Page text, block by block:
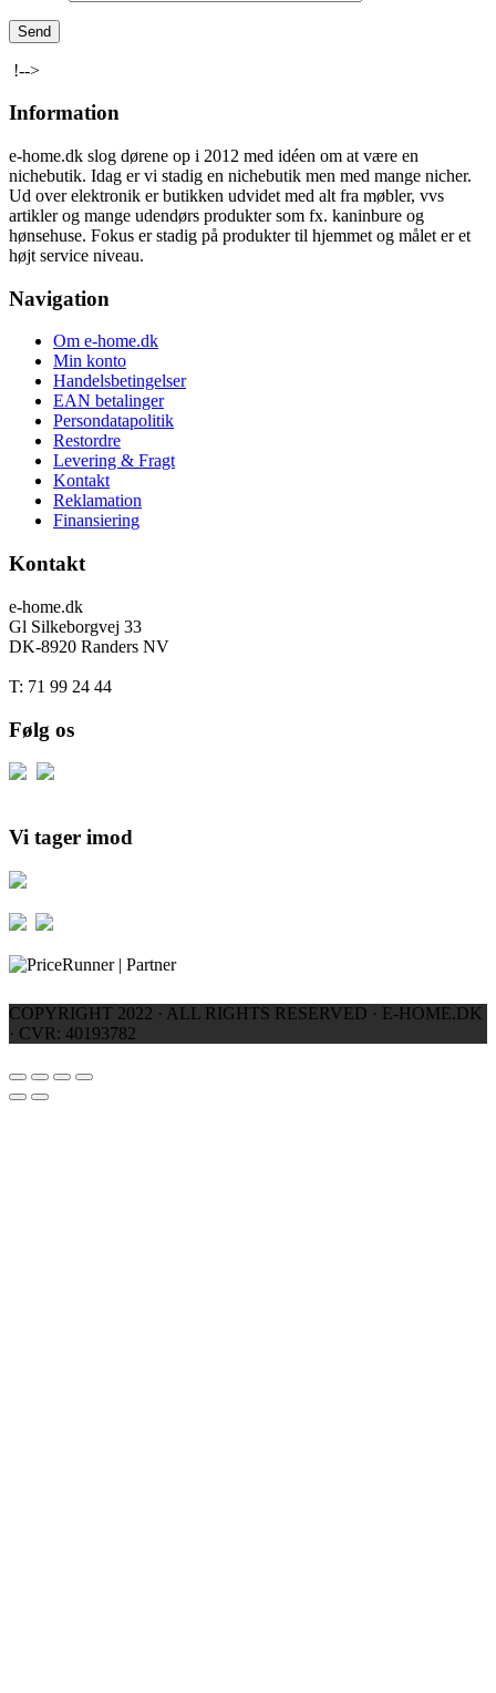
!-->
Information
e-home.dk slog dørene op i 2012 med idéen om at være en
nichebutik. Idag er vi stadig en nichebutik men med mange nicher.
Ud over elektronik er butikken udvidet med alt fra møbler, vvs
artikler og mange udendørs produkter som fx. kaninbure og
hønsehuse. Fokus er stadig på produkter til hjemmet og målet er et
højt service niveau.
Navigation
Om e-home.dk
Min konto
Handelsbetingelser
EAN betalinger
Persondatapolitik
Restordre
Levering & Fragt
Kontakt
Reklamation
Finansiering
Kontakt
e-home.dk
Gl Silkeborgvej 33
DK-8920 Randers NV
T: 71 99 24 44
Følg os
Vi tager imod
COPYRIGHT 2022 · ALL RIGHTS RESERVED · E-HOME.DK
· CVR: 40193782